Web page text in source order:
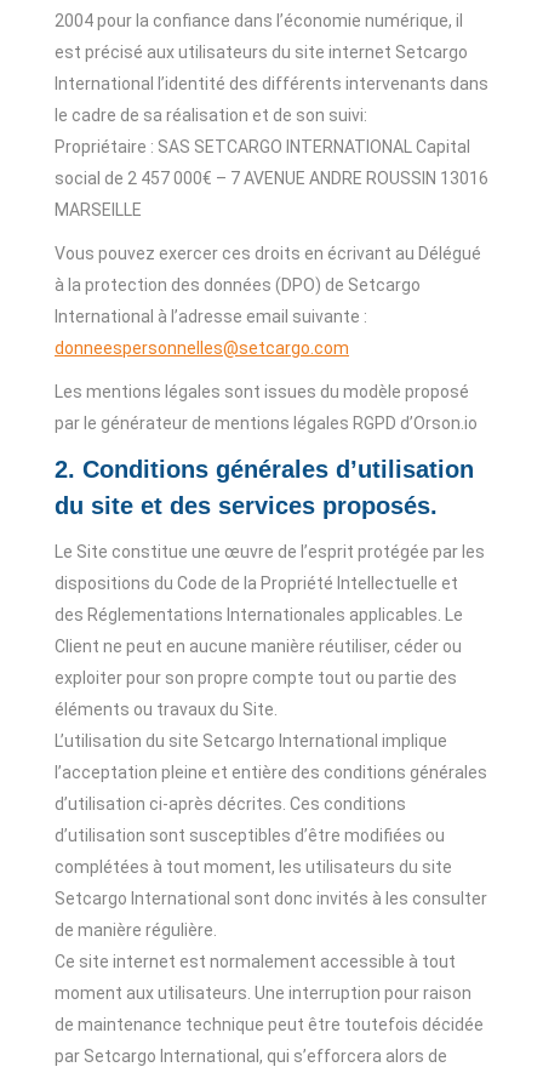
2004 pour la confiance dans l’économie numérique, il
est précisé aux utilisateurs du site internet Setcargo
International l’identité des différents intervenants dans
le cadre de sa réalisation et de son suivi:
Propriétaire : SAS SETCARGO INTERNATIONAL Capital
social de 2 457 000€ – 7 AVENUE ANDRE ROUSSIN 13016
MARSEILLE
Vous pouvez exercer ces droits en écrivant au Délégué
à la protection des données (DPO) de Setcargo
International à l’adresse email suivante :
donneespersonnelles@setcargo.com
Les mentions légales sont issues du modèle proposé
par le générateur de mentions légales RGPD d’Orson.io
2. Conditions générales d’utilisation
du site et des services proposés.
Le Site constitue une œuvre de l’esprit protégée par les
dispositions du Code de la Propriété Intellectuelle et
des Réglementations Internationales applicables. Le
Client ne peut en aucune manière réutiliser, céder ou
exploiter pour son propre compte tout ou partie des
éléments ou travaux du Site.
L’utilisation du site Setcargo International implique
l’acceptation pleine et entière des conditions générales
d’utilisation ci-après décrites. Ces conditions
d’utilisation sont susceptibles d’être modifiées ou
complétées à tout moment, les utilisateurs du site
Setcargo International sont donc invités à les consulter
de manière régulière.
Ce site internet est normalement accessible à tout
moment aux utilisateurs. Une interruption pour raison
de maintenance technique peut être toutefois décidée
par Setcargo International, qui s’efforcera alors de